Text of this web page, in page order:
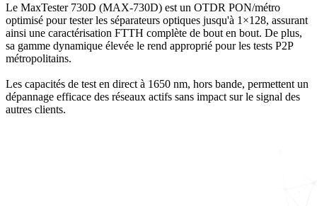
Le MaxTester 730D (MAX-730D) est un OTDR PON/métro
optimisé pour tester les séparateurs optiques jusqu'à 1×128, assurant
ainsi une caractérisation FTTH complète de bout en bout. De plus,
sa gamme dynamique élevée le rend approprié pour les tests P2P
métropolitains.
Les capacités de test en direct à 1650 nm, hors bande, permettent un
dépannage efficace des réseaux actifs sans impact sur le signal des
autres clients.